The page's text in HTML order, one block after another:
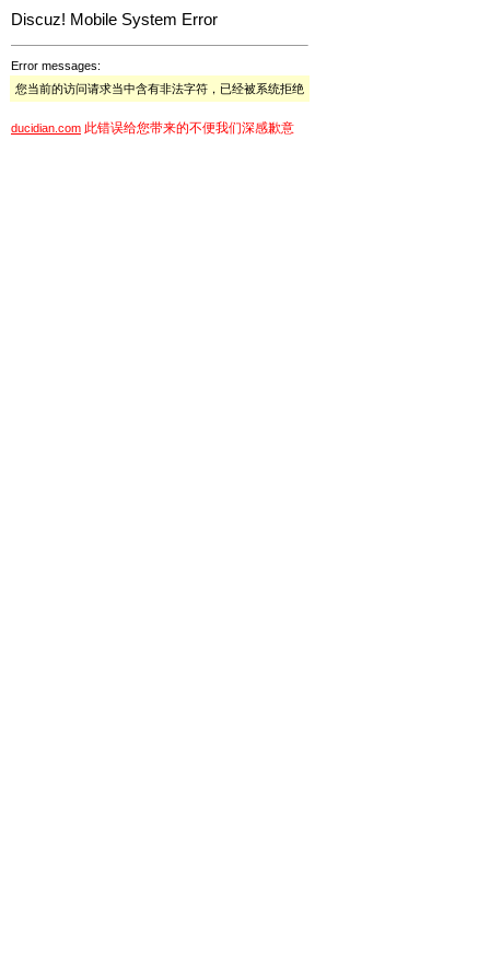
Discuz! Mobile System Error
Error messages:
您当前的访问请求当中含有非法字符，已经被系统拒绝
ducidian.com 此错误给您带来的不便我们深感歉意